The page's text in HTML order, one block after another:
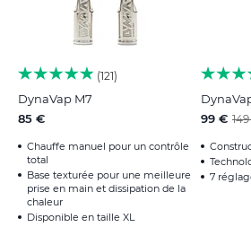
121
DynaVap M7
85 €
Chauffe manuel pour un contrôle
total
Base texturée pour une meilleure
prise en main et dissipation de la
chaleur
Disponible en taille XL
99 €
7